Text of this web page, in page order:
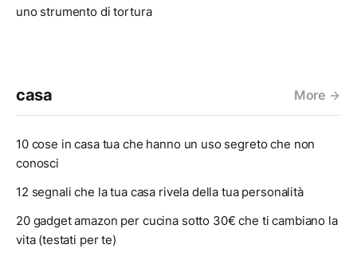
uno strumento di tortura
casa More
10 cose in casa tua che hanno un uso segreto che non
conosci
12 segnali che la tua casa rivela della tua personalità
20 gadget amazon per cucina sotto 30€ che ti cambiano la
vita (testati per te)